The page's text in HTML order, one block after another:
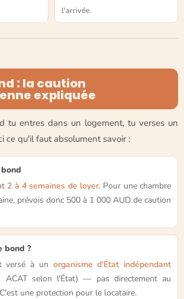
l'arrivée.
: la caution
expliquée
tu entres dans un logement, tu verses un
ce qu'il faut absolument savoir :
2 à 4 semaines de loyer. Pour une chambre
prévois donc 500 à 1 000 AUD de caution
bond ?
versé à un organisme d'État indépendant
ACAT selon l'État) — pas directement au
une protection pour le locataire.